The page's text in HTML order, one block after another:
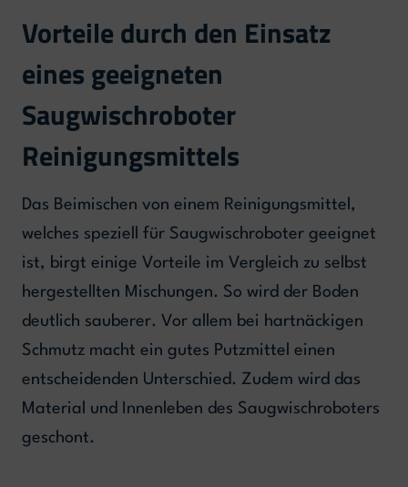
Vorteile durch den Einsatz
eines geeigneten
Saugwischroboter
Reinigungsmittels
Das Beimischen von einem Reinigungsmittel,
welches speziell für Saugwischroboter geeignet
ist, birgt einige Vorteile im Vergleich zu selbst
hergestellten Mischungen. So wird der Boden
deutlich sauberer. Vor allem bei hartnäckigen
Schmutz macht ein gutes Putzmittel einen
entscheidenden Unterschied. Zudem wird das
Material und Innenleben des Saugwischroboters
geschont.